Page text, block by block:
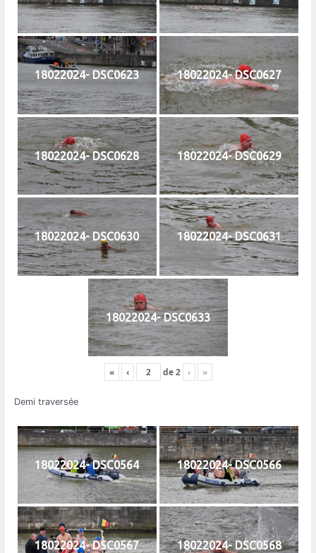
18022024- DSC0623 18022024- DSC0627
18022024- DSC0628 18022024- DSC0629
18022024- DSC0630 18022024- DSC0631
18022024- DSC0633
« ‹ de2 › »
Demi traversée
18022024- DSC0564 18022024- DSC0566
18022024- DSC0567 18022024- DSC0568